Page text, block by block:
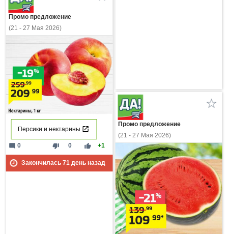
Промо предложение
(21 - 27 Мая 2026)
Персики и нектарины
thumb_down 0 thumb_up +1
mode_comment 0
Закончилась 71день назад
Промо предложение
(21 - 27 Мая 2026)